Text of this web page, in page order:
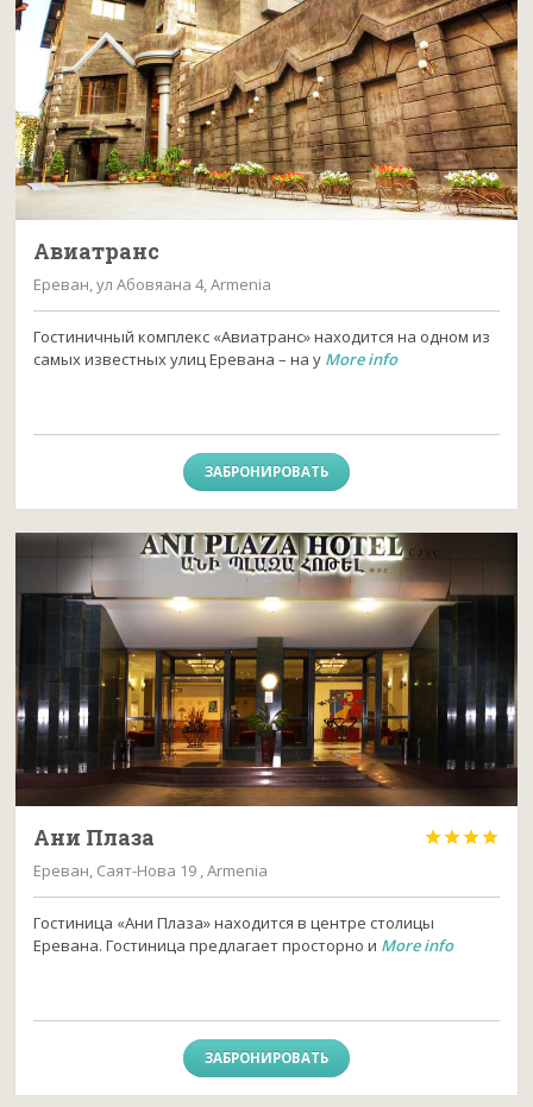
Авиатранс
Ереван, ул Абовяана 4, Armenia
Гостиничный комплекс «Авиатранс» находится на одном из
самых известных улиц Еревана – на у More info
ЗАБРОНИРОВАТЬ
Ани Плаза 
Ереван, Саят-Нова 19 , Armenia
Гостиница «Ани Плаза» находится в центре столицы
Еревана. Гостиница предлагает просторно и More info
ЗАБРОНИРОВАТЬ